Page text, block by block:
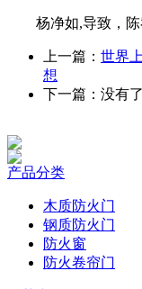
杨净如,导致，陈
上一篇： 世界
想
下一篇：没有了
产品分类
木质防火门
钢质防火门
防火窗
防火卷帘门